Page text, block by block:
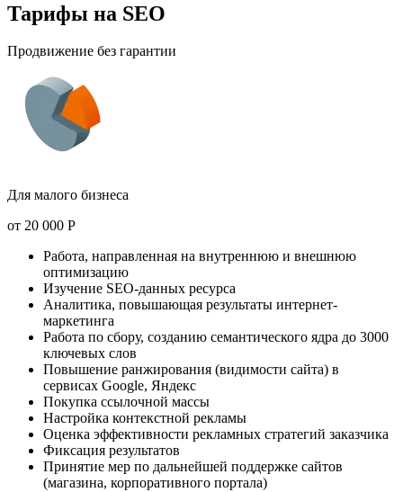
Тарифы на SEO
Продвижение без гарантии
Для малого бизнеса
от 20 000 Р
Работа, направленная на внутреннюю и внешнюю
оптимизацию
Изучение SEO-данных ресурса
Аналитика, повышающая результаты интернет-
маркетинга
Работа по сбору, созданию семантического ядра до 3000
ключевых слов
Повышение ранжирования (видимости сайта) в
сервисах Google, Яндекс
Покупка ссылочной массы
Настройка контекстной рекламы
Оценка эффективности рекламных стратегий заказчика
Фиксация результатов
Принятие мер по дальнейшей поддержке сайтов
(магазина, корпоративного портала)